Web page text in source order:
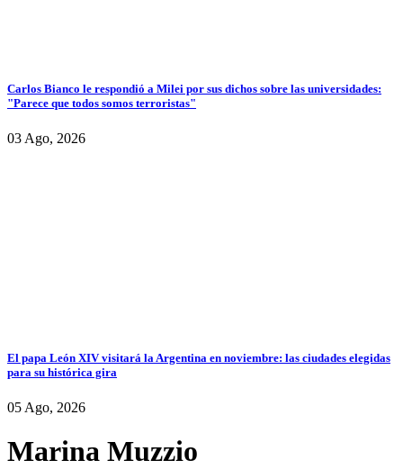
Carlos Bianco le respondió a Milei por sus dichos sobre las universidades:
"Parece que todos somos terroristas"
03 Ago, 2026
El papa León XIV visitará la Argentina en noviembre: las ciudades elegidas
para su histórica gira
05 Ago, 2026
Marina Muzzio